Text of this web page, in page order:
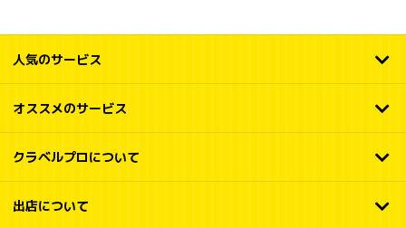
人気のサービス
オススメのサービス
クラベルプロについて
出店について